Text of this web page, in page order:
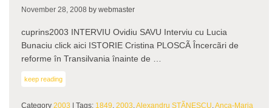
November 28, 2008 by webmaster
cuprins2003 INTERVIU Ovidiu SAVU Interviu cu Lucia
Bunaciu click aici ISTORIE Cristina PLOSCÃ Încercãri de
reforme în Transilvania înainte de …
keep reading
Category 2003 | Tags: 1849, 2003,Alexandru STÃNESCU,Anca-Maria